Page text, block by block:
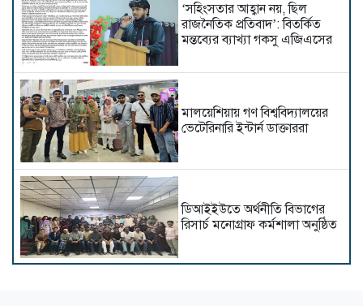
‘সহিংসতার আহ্বান নয়, ছিল
রাজনৈতিক প্রতিবাদ’: বিতর্কিত
মন্তব্যের ব্যাখ্যা গকসু এজিএসের
মালয়েশিয়ায় গণ বিশ্ববিদ্যালয়ের
ভেটেরিনারি ইন্টার্ন ডাক্তাররা
ডিআইইউতে অর্থনীতি বিভাগের
রিসার্চ মনোগ্রাফ কর্মশালা অনুষ্ঠিত